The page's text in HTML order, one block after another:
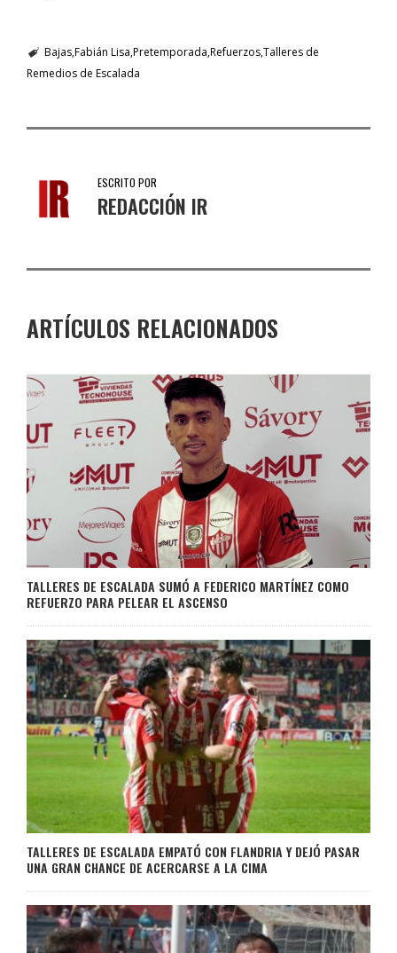
BajasFabián Lisa Pretemporada RefuerzosTalleres de
Remedios de Escalada
ESCRITO POR
REDACCIÓN IR
ARTÍCULOS RELACIONADOS
TALLERES DE ESCALADA SUMÓ A FEDERICO MARTÍNEZ COMO
REFUERZO PARA PELEAR EL ASCENSO
TALLERES DE ESCALADA EMPATÓ CON FLANDRIA Y DEJÓ PASAR
UNA GRAN CHANCE DE ACERCARSE A LA CIMA